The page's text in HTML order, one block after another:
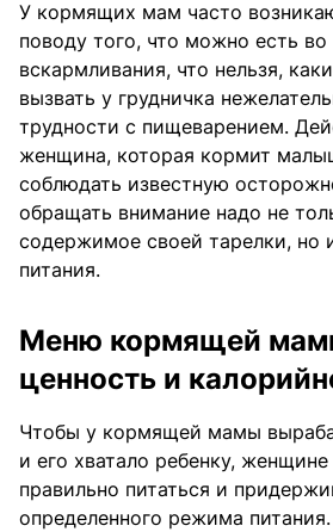
У кормящих мам часто
поводу того, что можно есть во
вскармливания, что нельзя,
вызвать у грудничка
трудности с пищеварением.
женщина, которая кормит
соблюдать известную
обращать внимание надо не
содержимое своей тарелки, но
питания.
Меню кормящей
ценность и
Чтобы у кормящей мамы
и его хватало ребенку,
правильно питаться и
определенного режима